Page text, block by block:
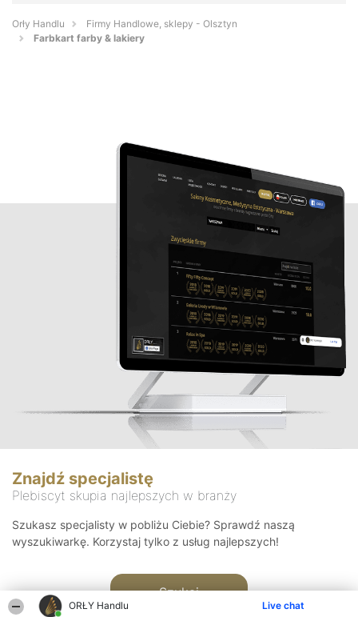
ORŁY Handlu Live chat
Orły Handlu
Firmy Handlowe, sklepy - Olsztyn
Farbkart farby & lakiery
Znajdź specjalistę
Plebiscyt skupia najlepszych w branży
Szukasz specjalisty w pobliżu Ciebie? Sprawdź naszą
wyszukiwarkę. Korzystaj tylko z usług najlepszych!
Szukaj